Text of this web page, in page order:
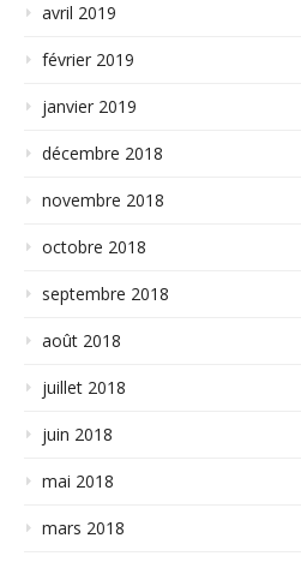
avril 2019
février 2019
janvier 2019
décembre 2018
novembre 2018
octobre 2018
septembre 2018
août 2018
juillet 2018
juin 2018
mai 2018
mars 2018